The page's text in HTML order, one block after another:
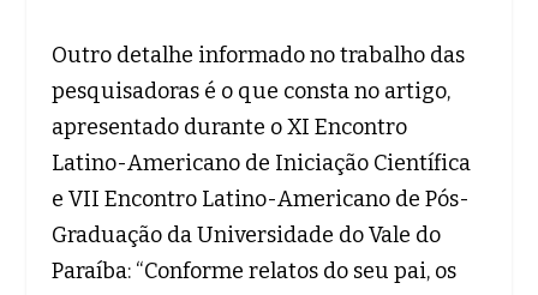
Outro detalhe informado no trabalho das
pesquisadoras é o que consta no artigo,
apresentado durante o XI Encontro
Latino-Americano de Iniciação Científica
e VII Encontro Latino-Americano de Pós-
Graduação da Universidade do Vale do
Paraíba: “Conforme relatos do seu pai, os